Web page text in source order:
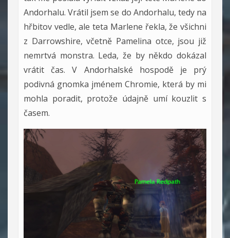
Andorhalu. Vrátil jsem se do Andorhalu, tedy na
hřbitov vedle, ale teta Marlene řekla, že všichni
z Darrowshire, včetně Pamelina otce, jsou již
nemrtvá monstra. Leda, že by někdo dokázal
vrátit čas. V Andorhalské hospodě je prý
podivná gnomka jménem Chromie, která by mi
mohla poradit, protože údajně umí kouzlit s
časem.